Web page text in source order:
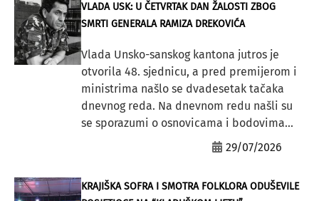
VLADA USK: U ČETVRTAK DAN ŽALOSTI ZBOG
SMRTI GENERALA RAMIZA DREKOVIĆA
Vlada Unsko-sanskog kantona jutros je
otvorila 48. sjednicu, a pred premijerom i
ministrima našlo se dvadesetak tačaka
dnevnog reda. Na dnevnom redu našli su
se sporazumi o osnovicama i bodovima...
29/07/2026
KRAJIŠKA SOFRA I SMOTRA FOLKLORA ODUŠEVILE